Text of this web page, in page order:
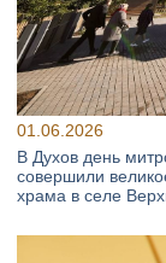
01.06.2026
В Духов день
совершили
храма в селе